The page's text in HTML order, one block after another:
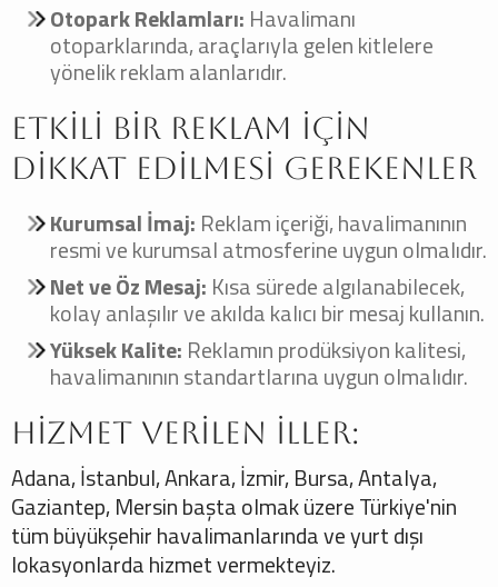
Otopark Reklamları: Havalimanı
otoparklarında, araçlarıyla gelen kitlelere
yönelik reklam alanlarıdır.
Etkili Bir Reklam İçin
Dikkat Edilmesi Gerekenler
Kurumsal İmaj: Reklam içeriği, havalimanının
resmi ve kurumsal atmosferine uygun olmalıdır.
Net ve Öz Mesaj: Kısa sürede algılanabilecek,
kolay anlaşılır ve akılda kalıcı bir mesaj kullanın.
Yüksek Kalite: Reklamın prodüksiyon kalitesi,
havalimanının standartlarına uygun olmalıdır.
Hizmet Verilen İller:
Adana, İstanbul, Ankara, İzmir, Bursa, Antalya,
Gaziantep, Mersin başta olmak üzere Türkiye'nin
tüm büyükşehir havalimanlarında ve yurt dışı
lokasyonlarda hizmet vermekteyiz.